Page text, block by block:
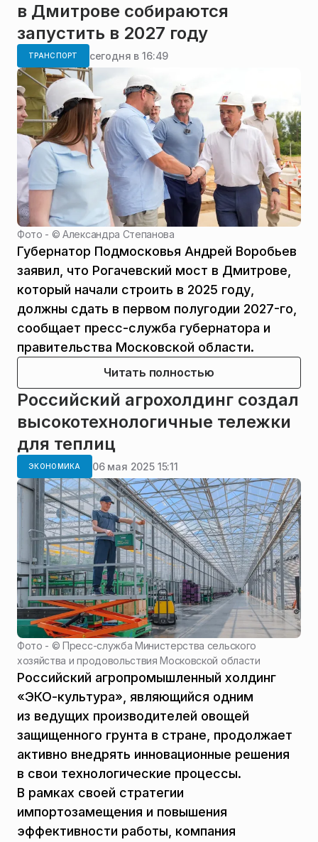
в Дмитрове собираются
запустить в 2027 году
ТРАНСПОРТ сегодня в 16:49
Фото - ©Александра Степанова
Губернатор Подмосковья Андрей Воробьев
заявил, что Рогачевский мост в Дмитрове,
который начали строить в 2025 году,
должны сдать в первом полугодии 2027-го,
сообщает пресс-служба губернатора и
правительства Московской области.
Читать полностью
Российский агрохолдинг создал
высокотехнологичные тележки
для теплиц
ЭКОНОМИКА 06 мая 2025 15:11
Фото - ©Пресс-служба Министерства сельского
хозяйства и продовольствия Московской области
Российский агропромышленный холдинг
«ЭКО-культура», являющийся одним
из ведущих производителей овощей
защищенного грунта в стране, продолжает
активно внедрять инновационные решения
в свои технологические процессы.
В рамках своей стратегии
импортозамещения и повышения
эффективности работы, компания